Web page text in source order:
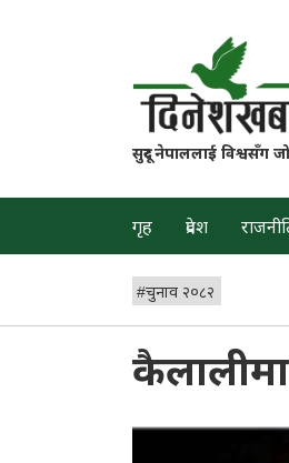
सुदूर नेपाललाई विश्वसँग
गृह प्रदेश
#चुनाव २०८२